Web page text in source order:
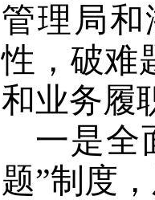
管理局
性，破难
和业务履
一是全
题”制度